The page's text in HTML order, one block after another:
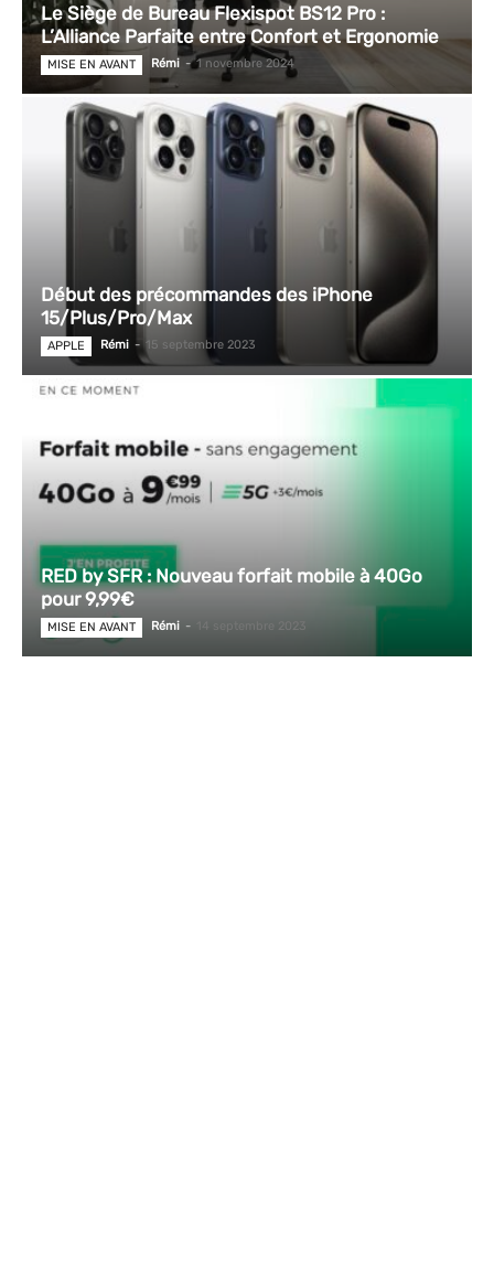
Le Siège de Bureau Flexispot BS12 Pro :
L’Alliance Parfaite entre Confort et Ergonomie
MISE EN AVANT Rémi - 1 novembre 2024
Début des précommandes des iPhone
15/Plus/Pro/Max
APPLE Rémi - 15 septembre 2023
RED by SFR : Nouveau forfait mobile à 40Go
pour 9,99€
MISE EN AVANT Rémi - 14 septembre 2023